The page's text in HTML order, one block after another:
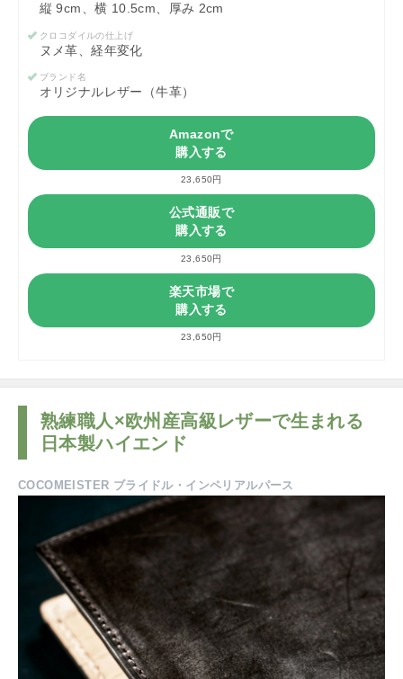
縦 9cm、横 10.5cm、厚み 2cm
クロコダイルの仕上げ
ヌメ革、経年変化
ブランド名
オリジナルレザー（牛革）
Amazonで
購入する
23,650円
公式通販で
購入する
23,650円
楽天市場で
購入する
23,650円
熟練職人×欧州産高級レザーで生まれる
日本製ハイエンド
COCOMEISTER ブライドル・インペリアルパース